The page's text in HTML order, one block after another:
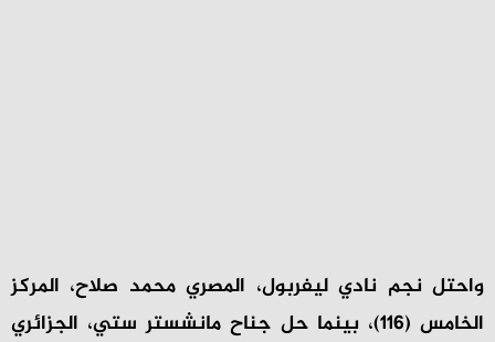
واحتل نجم نادي ليفربول، المصري محمد صلاح، المركز
الخامس (116)، بينما حل جناح مانشستر ستي، الجزائري